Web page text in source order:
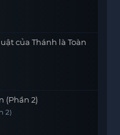
của Thánh là Toàn
(Phần 2)
2)